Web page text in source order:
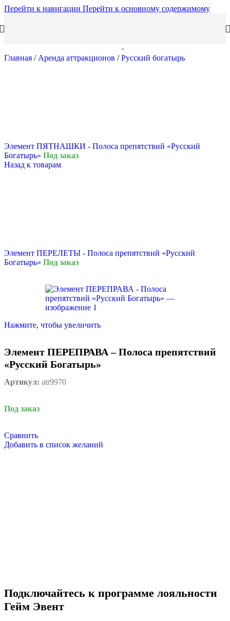
Перейти к навигации Перейти к основному содержимому
Главная / Аренда аттракционов / Русский богатырь
Элемент ПЯТНАШКИ - Полоса препятствий «Русский
Богатырь» Под заказ
Назад к товарам
Элемент ПЕРЕЛЕТЫ - Полоса препятствий «Русский
Богатырь» Под заказ
Нажмите, чтобы увеличить
Элемент ПЕРЕПРАВА – Полоса препятствий
«Русский Богатырь»
Артикул: atr9970
Под заказ
Сравнить
Добавить в список желаний
Подключайтесь к программе лояльности
Гейм Эвент